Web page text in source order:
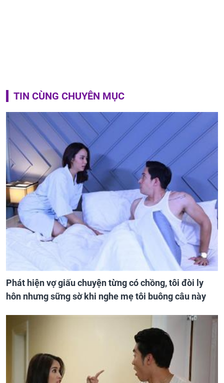
TIN CÙNG CHUYÊN MỤC
Phát hiện vợ giấu chuyện từng có chồng, tôi đòi ly
hôn nhưng sững sờ khi nghe mẹ tôi buông câu này